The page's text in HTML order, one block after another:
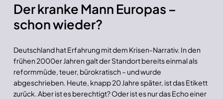
Der kranke Mann Europas –
schon wieder?
Deutschland hat Erfahrung mit dem Krisen-Narrativ. In den
frühen 2000er Jahren galt der Standort bereits einmal als
reformmüde, teuer, bürokratisch – und wurde
abgeschrieben. Heute, knapp 20 Jahre später, ist das Etikett
zurück. Aber ist es berechtigt? Oder ist es nur das Echo einer